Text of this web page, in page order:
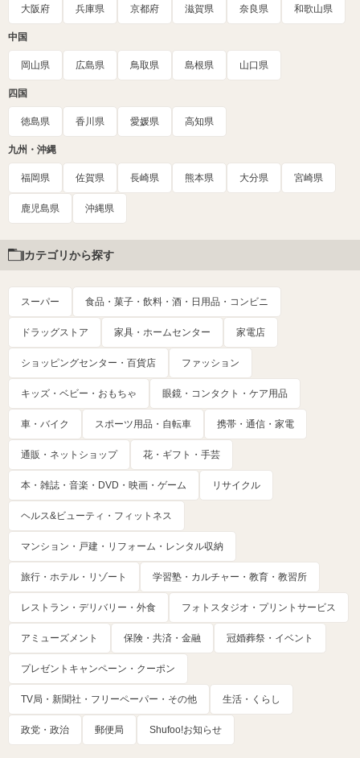
大阪府 兵庫県 京都府 滋賀県 奈良県 和歌山県
中国
岡山県 広島県 鳥取県 島根県 山口県
四国
徳島県 香川県 愛媛県 高知県
九州・沖縄
福岡県 佐賀県 長崎県 熊本県 大分県 宮崎県
鹿児島県 沖縄県
カテゴリから探す
スーパー 食品・菓子・飲料・酒・日用品・コンビニ
ドラッグストア 家具・ホームセンター 家電店
ショッピングセンター・百貨店 ファッション
キッズ・ベビー・おもちゃ 眼鏡・コンタクト・ケア用品
車・バイク スポーツ用品・自転車 携帯・通信・家電
通販・ネットショップ 花・ギフト・手芸
本・雑誌・音楽・DVD・映画・ゲーム リサイクル
ヘルス&ビューティ・フィットネス
マンション・戸建・リフォーム・レンタル収納
旅行・ホテル・リゾート 学習塾・カルチャー・教育・教習所
レストラン・デリバリー・外食 フォトスタジオ・プリントサービス
アミューズメント 保険・共済・金融 冠婚葬祭・イベント
プレゼントキャンペーン・クーポン
TV局・新聞社・フリーペーパー・その他 生活・くらし
政党・政治 郵便局 Shufoo!お知らせ